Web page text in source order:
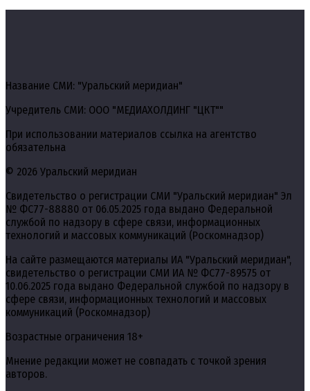
Название СМИ: "Уральский меридиан"
Учредитель СМИ: ООО "МЕДИАХОЛДИНГ "ЦКТ""
При использовании материалов ссылка на агентство
обязательна
© 2026 Уральский меридиан
Свидетельство о регистрации СМИ "Уральский меридиан" Эл
№ ФС77-88880 от 06.05.2025 года выдано Федеральной
службой по надзору в сфере связи, информационных
технологий и массовых коммуникаций (Роскомнадзор)
На сайте размещаются материалы ИА "Уральский меридиан",
свидетельство о регистрации СМИ ИА № ФС77-89575 от
10.06.2025 года выдано Федеральной службой по надзору в
сфере связи, информационных технологий и массовых
коммуникаций (Роскомнадзор)
Возрастные ограничения 18+
Мнение редакции может не совпадать с точкой зрения
авторов.